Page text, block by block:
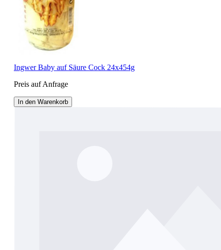
Ingwer Baby auf Säure Cock 24x454g
Preis auf Anfrage
In den Warenkorb